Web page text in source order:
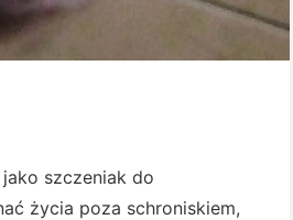
szczeniak do
życia poza schroniskiem,